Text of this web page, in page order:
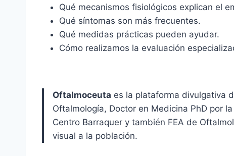
Qué mecanismos fisiológicos explican el
Qué síntomas son más frecuentes.
Qué medidas prácticas pueden ayudar.
Cómo realizamos la evaluación
Oftalmoceuta es la plataforma divulgativa
Oftalmología, Doctor en Medicina PhD por
Centro Barraquer y también FEA de
visual a la población.